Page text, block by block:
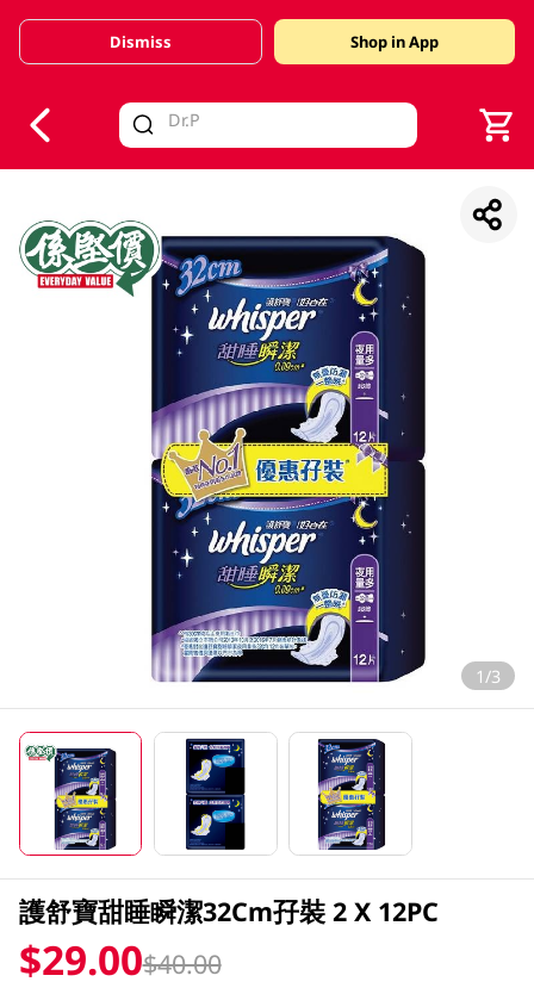
Valid Until 30 June 2026
Dismiss Shop in App
1/3
護舒寶甜睡瞬潔32Cm孖裝 2 X 12PC
$29.00$40.00